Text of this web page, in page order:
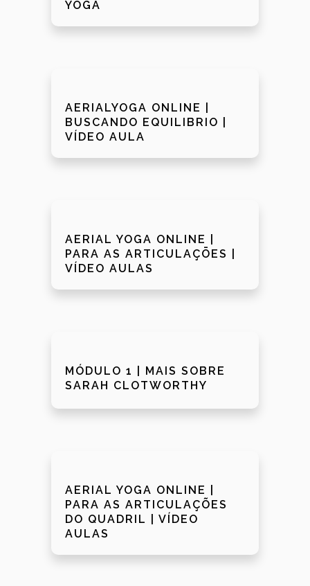
YOGA
AERIALYOGA ONLINE |
BUSCANDO EQUILIBRIO |
VÍDEO AULA
AERIAL YOGA ONLINE |
PARA AS ARTICULAÇŌES |
VÍDEO AULAS
MÓDULO 1 | MAIS SOBRE
SARAH CLOTWORTHY
AERIAL YOGA ONLINE |
PARA AS ARTICULAÇÕES
DO QUADRIL | VÍDEO
AULAS